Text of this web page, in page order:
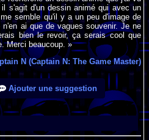
s'agit d'un dessin animé qui avec un
semble qu'il y a un peu d'image de
ai que de vagues souvenir. Je ne
bien le revoir, ça serais cool que
Merci beaucoup. »
N (Captain N: The Game Master)
Ajouter une suggestion